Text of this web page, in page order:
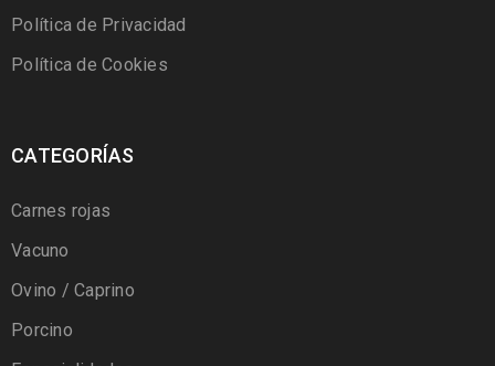
Política de Privacidad
Política de Cookies
CATEGORÍAS
Carnes rojas
Vacuno
Ovino / Caprino
Porcino